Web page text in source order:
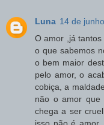
Luna 14 de
O amor ,já
o que sabemos
o bem maior
pelo amor, o
cobiça, a
não o amor que
chega a ser